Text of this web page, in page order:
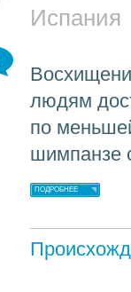
Испания
людям
по
шимпанзе
ПОДРОБНЕЕ